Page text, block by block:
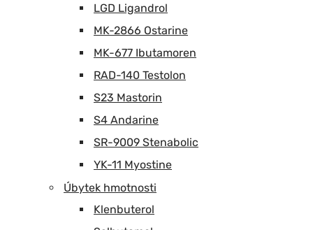
LGD Ligandrol
MK-2866 Ostarine
MK-677 Ibutamoren
RAD-140 Testolon
S23 Mastorin
S4 Andarine
SR-9009 Stenabolic
YK-11 Myostine
Úbytek hmotnosti
Klenbuterol